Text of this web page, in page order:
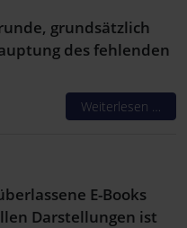
grundsätzlich
des fehlenden
Weiterlesen …
E-Books
Darstellungen ist